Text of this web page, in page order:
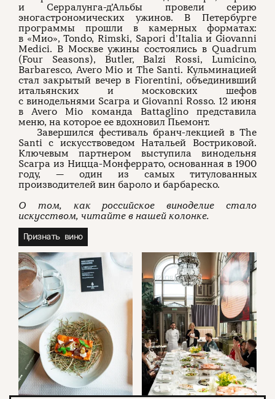
и Серралунга-д’Альбы провели серию
эногастрономических ужинов. В Петербурге
программы прошли в камерных форматах:
в «Мио», Tondo, Rimski, Sapori d’Italia и Giovanni
Medici. В Москве ужины состоялись в Quadrum
(Four Seasons), Butler, Balzi Rossi, Lumicino,
Barbaresco, Avero Mio и The Santi. Кульминацией
стал закрытый вечер в Fiorentini, объединивший
итальянских и московских шефов
с винодельнями Scarpa и Giovanni Rosso. 12 июня
в Avero Mio команда Battaglino представила
меню, на которое ее вдохновил Пьемонт.
Завершился фестиваль бранч-лекцией в The
Santi с искусствоведом Натальей Востриковой.
Ключевым партнером выступила винодельня
Scarpa из Ницца-Монферрато, основанная в 1900
году, — один из самых титулованных
производителей вин бароло и барбареско.
О том, как российское виноделие стало
искусством, читайте в нашей колонке.
Признать вино